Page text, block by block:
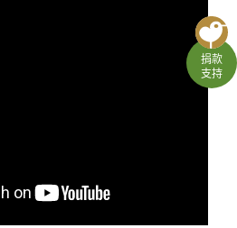
捐款
支持